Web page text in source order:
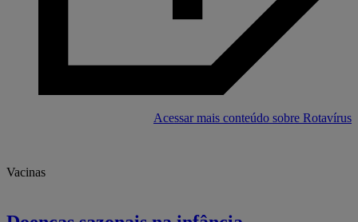
Acessar mais conteúdo sobre Rotavírus
Vacinas